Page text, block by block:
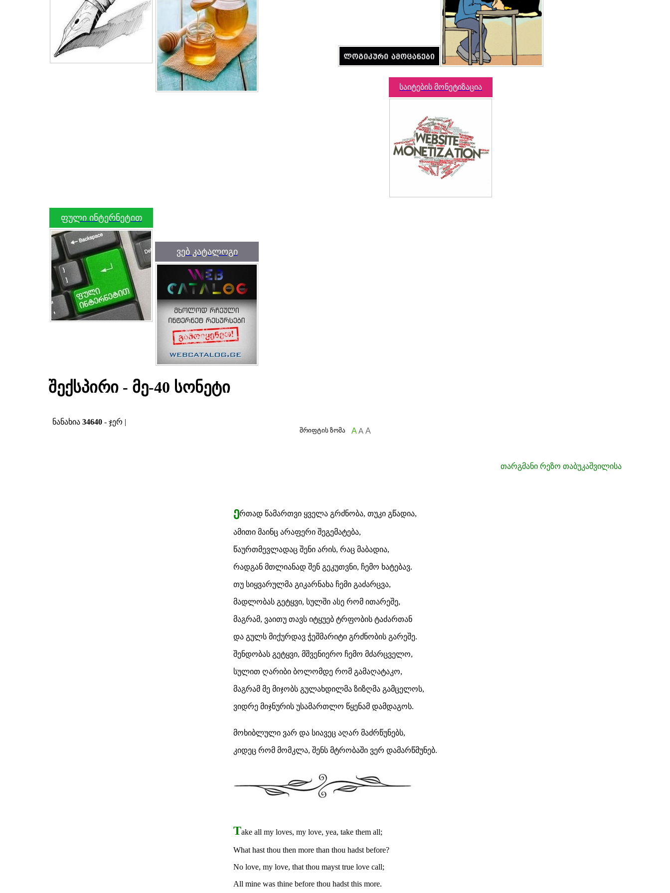
საიტების მონეტიზაცია
ფული ინტერნეტით
ვებ კატალოგი
შექსპირი - მე-40 სონეტი
ნანახია 34640 - ჯერ |
შრიფტის ზომა A A A
თარგმანი რეზო თაბუკაშვილისა
ერთად წამართვი ყველა გრძნობა, თუკი გწადია,
ამითი მაინც არაფერი შეგემატება,
წაურთმევლადაც შენი არის, რაც მაბადია,
რადგან მთლიანად შენ გეკუთვნი, ჩემო ხატებავ.
თუ სიყვარულმა გიკარნახა ჩემი გაძარცვა,
მადლობას გეტყვი, სულში ასე რომ ითარეშე,
მაგრამ, ვაითუ თავს იტყუებ ტრფობის ტაძართან
და გულს მიქურდავ ჭეშმარიტი გრძნობის გარეშე.
შენდობას გეტყვი, მშვენიერო ჩემო მძარცველო,
სულით ღარიბი ბოლომდე რომ გამაღატაკო,
მაგრამ მე მიჯობს გულახდილმა ზიზღმა გამცელოს,
ვიდრე მიჯნურის უსამართლო წყენამ დამდაგოს.
მოხიბლული ვარ და სიავეც აღარ მაძრწუნებს,
კიდეც რომ მომკლა, შენს მტრობაში ვერ დამარწმუნებ.
Take all my loves, my love, yea, take them all;
What hast thou then more than thou hadst before?
No love, my love, that thou mayst true love call;
All mine was thine before thou hadst this more.